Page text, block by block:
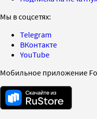
Мы в соцсетях:
Telegram
ВКонтакте
YouTube
Мобильное приложение